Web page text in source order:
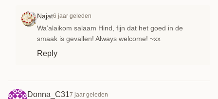
Najat6 jaar geleden
Wa’alaikom salaam Hind, fijn dat het goed in de
smaak is gevallen! Always welcome! ~xx
Reply
Donna_C317 jaar geleden